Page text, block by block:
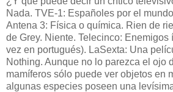
Nada. TVE-1: Españoles por el
Antena 3: Física o química. Rien de
de Grey. Niente. Telecinco: Enemigos
vez en portugués). LaSexta: Una
Nothing. Aunque no lo parezca el ojo
mamíferos sólo puede ver objetos en
algunas especies poseen una